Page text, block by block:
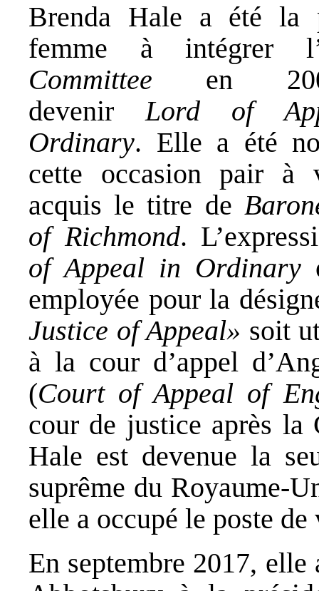
Brenda Hale a été la
femme à intégrer
Committee en
devenirLord of
Ordinary. Elle a été
cette occasion pair à
acquis le titre de
of Richmond.
of Appeal in Ordinary
employée pour la
Justice of Appeal» soit
à la cour d’appel
(Court of Appeal of
cour de justice après la
Hale est devenue la
suprême du Royaume-
elle a occupé le poste
En septembre 2017,